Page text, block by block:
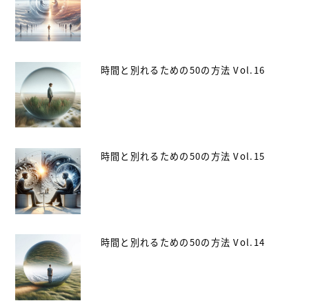
時間と別れるための50の方法 Vol.16
時間と別れるための50の方法 Vol.15
時間と別れるための50の方法 Vol.14